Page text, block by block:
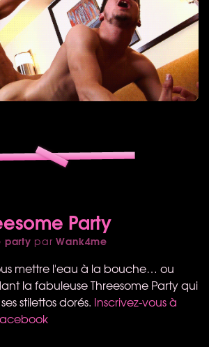
Party
party parWank4me
mettre l'eau à la bouche… ou
la fabuleuse Threesome Party qui
stilettos dorés. Inscrivez-vous à